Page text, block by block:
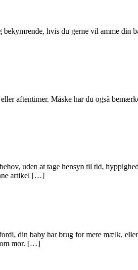
hvis du gerne vil amme
aftentimer. Måske har du også
uden at tage hensyn til tid,
artikel […]
din baby har brug for mere mælk,
mor. […]